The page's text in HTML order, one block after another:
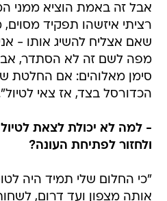
אבל זה באמת הוציא ממני
רציתי איזשהו תפקיד
שאם אצליח להשיג אותו -
מפה לשם זה לא הסתדר,
סימן מאלוהים: אם החלטת
הכדורסל בצד, אז צאי
- למה לא יכולת לצאת
ולחזור לפתיחת העונה?
"כי החלום שלי תמיד היה
אותה מצפון ועד דרום,